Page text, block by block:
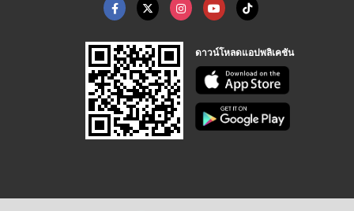
ดาวน์โหลดแอปพลิเคชัน